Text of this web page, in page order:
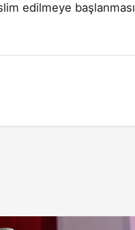
edilmeye başlanması